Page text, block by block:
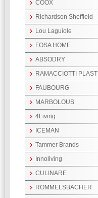
COOX
Richardson Sheffield
Lou Laguiole
FOSA HOME
ABSODRY
RAMACCIOTTI PLAST
FAUBOURG
MARBOLOUS
4Living
ICEMAN
Tammer Brands
Innoliving
CULINARE
ROMMELSBACHER